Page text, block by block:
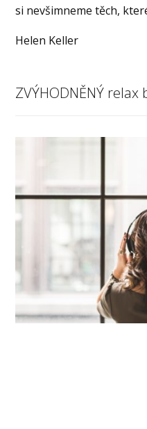
si nevšimneme těch,
Helen Keller
ZVÝHODNĚNÝ